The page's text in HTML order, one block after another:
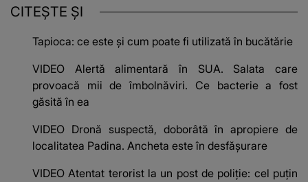
CITEȘTE ȘI
Tapioca: ce este și cum poate fi utilizată în bucătărie
VIDEO Alertă alimentară în SUA. Salata care
provoacă mii de îmbolnăviri. Ce bacterie a fost
găsită în ea
VIDEO Dronă suspectă, doborâtă în apropiere de
localitatea Padina. Ancheta este în desfășurare
VIDEO Atentat terorist la un post de poliție: cel puțin